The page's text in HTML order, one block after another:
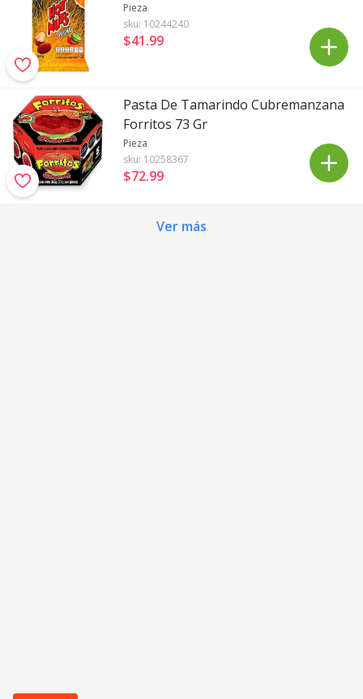
Pieza
sku: 10244240
$41.99
Pasta De Tamarindo Cubremanzana
Forritos 73 Gr
Pieza
sku: 10258367
$72.99
Ver más